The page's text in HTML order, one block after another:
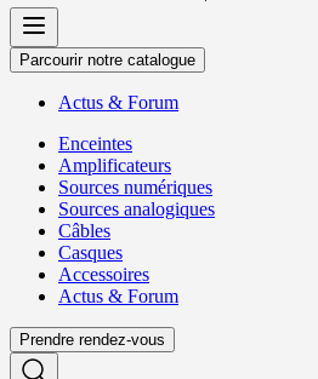
Parcourir notre catalogue
Actus & Forum
Enceintes
Amplificateurs
Sources numériques
Sources analogiques
Câbles
Casques
Accessoires
Actus & Forum
Prendre rendez-vous